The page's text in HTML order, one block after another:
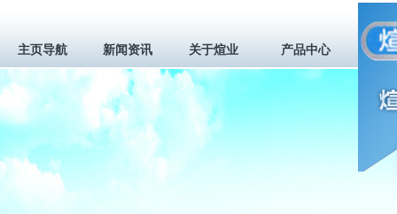
主页导航 新闻资讯 关于煊业 产品中心